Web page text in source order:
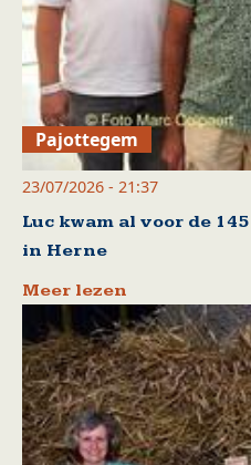
Pajottegem
23/07/2026 - 21:37
Luc kwam al voor de
in Herne
Meer lezen